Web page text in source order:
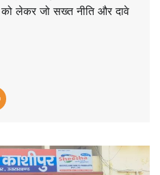
को लेकर जो सख्त नीति और दावे